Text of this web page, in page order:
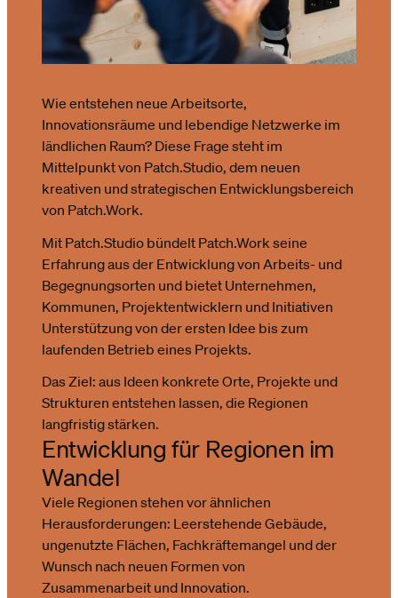
Wie entstehen neue Arbeitsorte,
Innovationsräume und lebendige Netzwerke im
ländlichen Raum? Diese Frage steht im
Mittelpunkt von Patch.Studio, dem neuen
kreativen und strategischen Entwicklungsbereich
von Patch.Work.
Mit Patch.Studio bündelt Patch.Work seine
Erfahrung aus der Entwicklung von Arbeits- und
Begegnungsorten und bietet Unternehmen,
Kommunen, Projektentwicklern und Initiativen
Unterstützung von der ersten Idee bis zum
laufenden Betrieb eines Projekts.
Das Ziel: aus Ideen konkrete Orte, Projekte und
Strukturen entstehen lassen, die Regionen
langfristig stärken.
Entwicklung für Regionen im
Wandel
Viele Regionen stehen vor ähnlichen
Herausforderungen: Leerstehende Gebäude,
ungenutzte Flächen, Fachkräftemangel und der
Wunsch nach neuen Formen von
Zusammenarbeit und Innovation.